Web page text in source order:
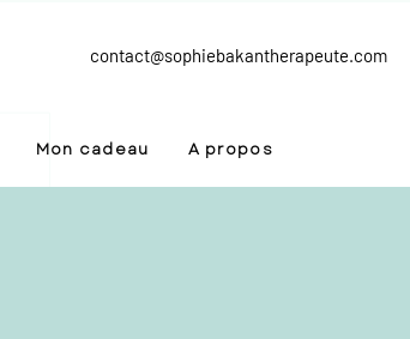
contact@sophiebakantherapeute.com
Mon cadeau A propos